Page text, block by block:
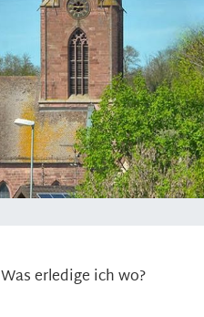
Was erledige ich wo?